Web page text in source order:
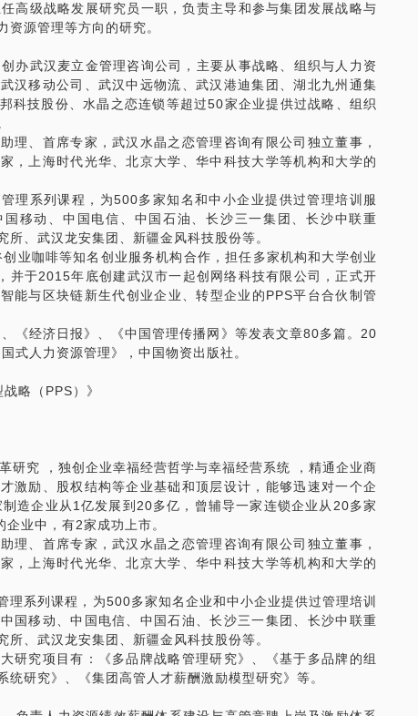
高级战略发展研究员一职，负责主导和参与集团发展战略与
资源管理等方向的研究。
办武汉麦立金管理咨询公司，主要从事战略、组织与人力资
汉移动公司、武汉中远物流、武汉港迪集团、湖北九州通集
科技股份、水晶之恋连锁等超过50家企业提供过战略、组织
理、首席专家，武汉水晶之恋管理咨询有限公司独立董事，
，上海时代光华、北京大学、华中科技大学等机构和大学的
理系列课程，为500多家知名和中小企业提供过管理培训服
移动、中国电信、中国石油、长沙三一集团、长沙中联重
所、武汉龙安集团、新疆金风科技股份等。
业咖啡等知名创业服务机构合作，担任多家机构和大学创业
并于2015年底创建武汉市一起创网络科技有限公司，正式开
能与区块链新生代创业企业、转型企业的PPS平台合伙制管
《经济日报》、《中国管理传播网》等发表文章80多篇。20
式人力资源管理》，中国物资出版社。
略（PPS）》
研究 ，独创企业幸福经营哲学与幸福经营系统 ，精通企业商
激励、股权结构等企业基础和顶层设计，能够迅速对一个企
造企业从1亿发展到20多亿，曾辅导一家连锁企业从20多家
业中，有2家成功上市。
理、首席专家，武汉水晶之恋管理咨询有限公司独立董事，
，上海时代光华、北京大学、华中科技大学等机构和大学的
理系列课程，为500多家知名企业和中小企业提供过管理培训
国移动、中国电信、中国石油、长沙三一集团、长沙中联重
所、武汉龙安集团、新疆金风科技股份等。
研究项目有：《多品牌战略管理研究》、《基于多品牌的组
统研究》、《集团高管人才薪酬激励模型研究》等。